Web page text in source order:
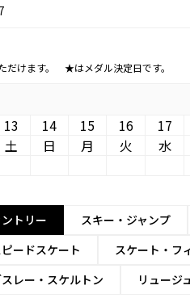
だけます。 ★はメダル決定日です。
13 14 15 16 17
土 日 月 火 水
トリー スキー・ジャンプ
ードスケート スケート・フ
レー・スケルトン リュージ